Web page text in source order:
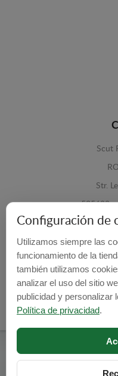
Scut
Str.
535600 -
E-mail:
Configuración de
Utilizamos siempre las
funcionamiento de la
también utilizamos
analizar el uso del sitio
publicidad y personalizar
Política de privacidad.